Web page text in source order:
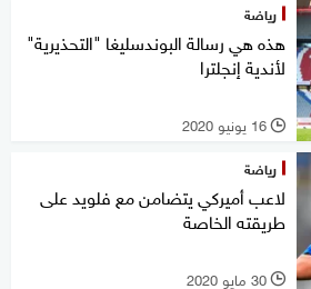
رياضة
هذه هي رسالة البوندسليغا "التحذيرية"
لأندية إنجلترا
l 16 يونيو 2020
رياضة
لاعب أميركي يتضامن مع فلويد على
طريقته الخاصة
l 30 مايو 2020